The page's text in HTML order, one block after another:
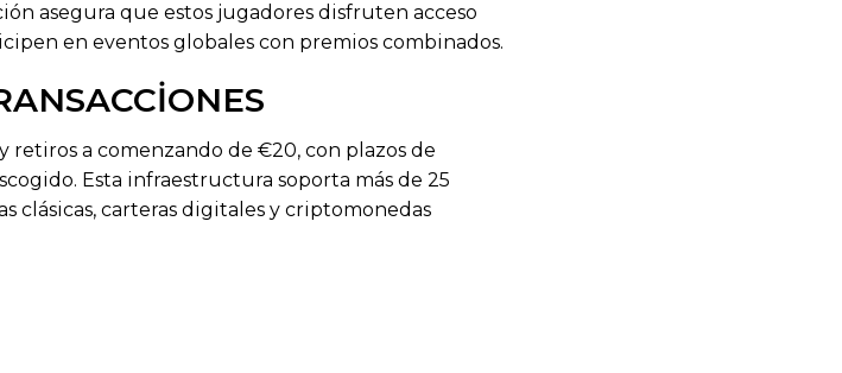
asegura que estos jugadores disfruten acceso
en eventos globales con premios combinados.
retiros a comenzando de €20, con plazos de
Esta infraestructura soporta más de 25
clásicas, carteras digitales y criptomonedas